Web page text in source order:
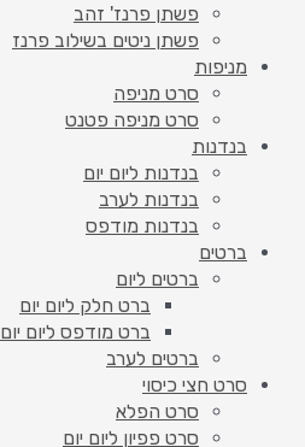
פשתן פרנז' זהב
פשתן ניטים בשילוב פרנז
מניפות
סרט מניפה
סרט מניפה פטנט
בנדנות
בנדנות ליום יום
בנדנות לערב
בנדנות מודפס
ברטים
ברטים ליום
ברט חלק ליום יום
ברט מודפס ליום יום
ברטים לערב
סרט חצי כיסוי
סרט הפלא
סרט פפיון ליום יום